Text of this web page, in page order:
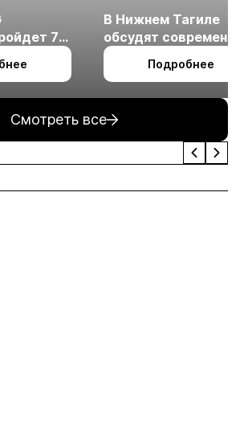
7
В Нижнем Тагиле
обсудят
технологии
измельчения
Подробнее
Смотреть все